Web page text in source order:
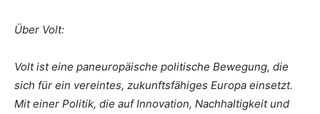
Über Volt:
Volt ist eine paneuropäische politische Bewegung, die
sich für ein vereintes, zukunftsfähiges Europa einsetzt.
Mit einer Politik, die auf Innovation, Nachhaltigkeit und